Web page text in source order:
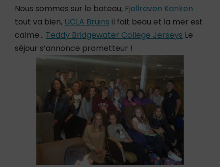
Nous sommes sur le bateau, Fjallraven Kanken
tout va bien, UCLA Bruins il fait beau et la mer est
calme… Teddy Bridgewater College Jerseys Le
séjour s’annonce prometteur !